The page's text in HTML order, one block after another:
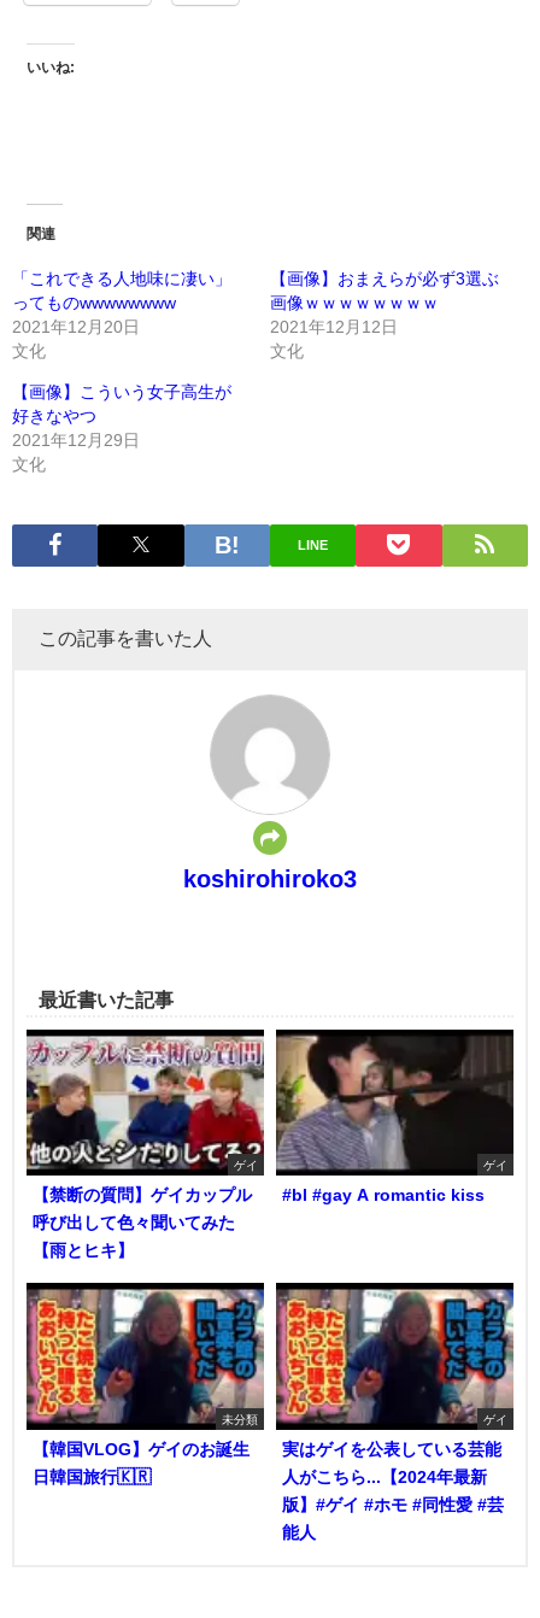
いいね:
関連
「これできる人地味に凄い」
ってものwwwwwwww
2021年12月20日
文化
【画像】おまえらが必ず3選ぶ
画像ｗｗｗｗｗｗｗｗ
2021年12月12日
文化
【画像】こういう女子高生が
好きなやつ
2021年12月29日
文化
LINE
この記事を書いた人
koshirohiroko3
最近書いた記事
ゲイ
【禁断の質問】ゲイカップル
呼び出して色々聞いてみた
【雨とヒキ】
ゲイ
#bl #gay A romantic kiss
未分類
【韓国VLOG】ゲイのお誕生
日韓国旅行🇰🇷
ゲイ
実はゲイを公表している芸能
人がこちら...【2024年最新
版】#ゲイ #ホモ #同性愛 #芸
能人